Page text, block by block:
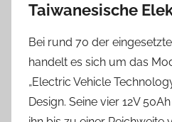
Taiwanesische
Bei rund 70 der
handelt es sich um das
„Electric Vehicle
Design. Seine vier 12V